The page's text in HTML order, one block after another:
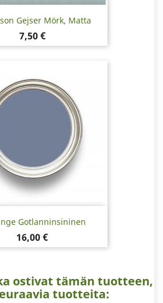
Gejser Mörk, Matta
Hinta
7,50 €
Gotlanninsininen
Hinta
16,00 €
ostivat tämän tuotteen,
tuotteita: